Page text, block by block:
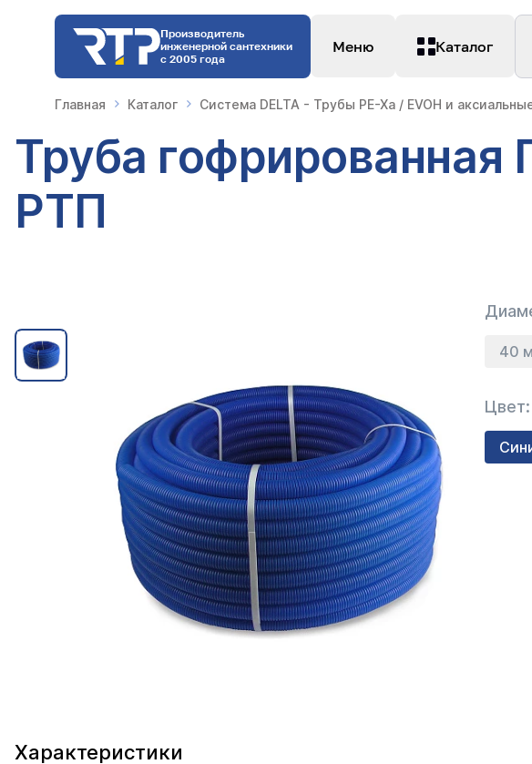
Производитель
инженерной сантехники
с 2005 года
Меню Каталог
Главная Каталог Система DELTA - Трубы PE-Xa / EVOH и
Труба
РТП
40
Цвет:
Характеристики